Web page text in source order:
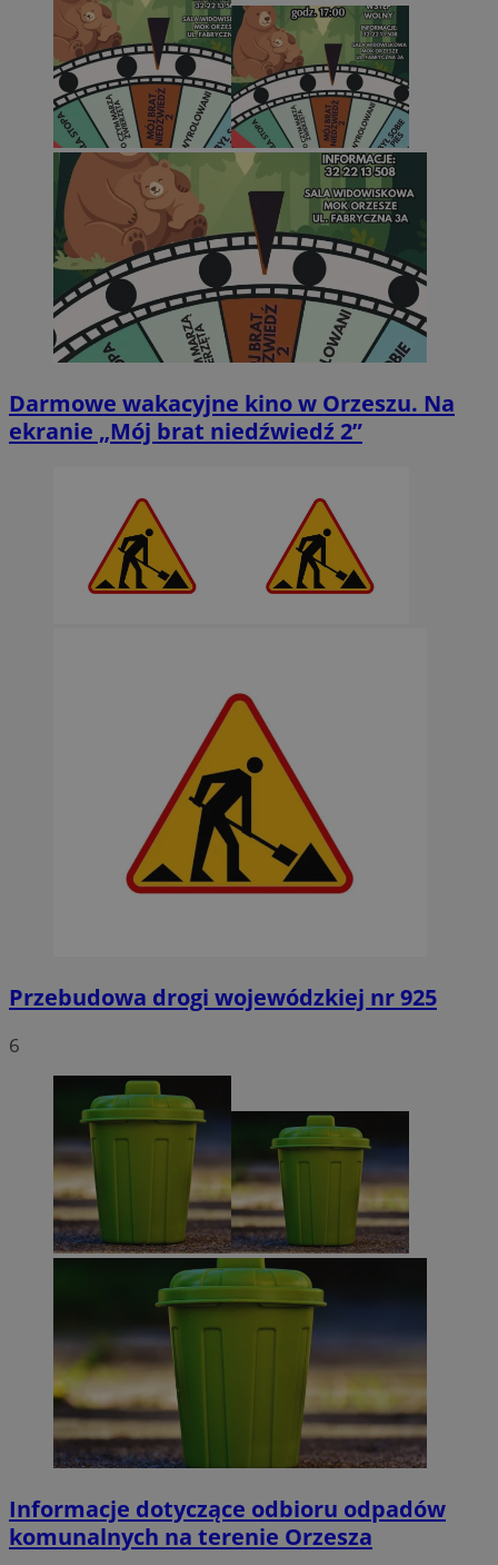
Darmowe wakacyjne kino w Orzeszu. Na
ekranie „Mój brat niedźwiedź 2”
Przebudowa drogi wojewódzkiej nr 925
6
Informacje dotyczące odbioru odpadów
komunalnych na terenie Orzesza